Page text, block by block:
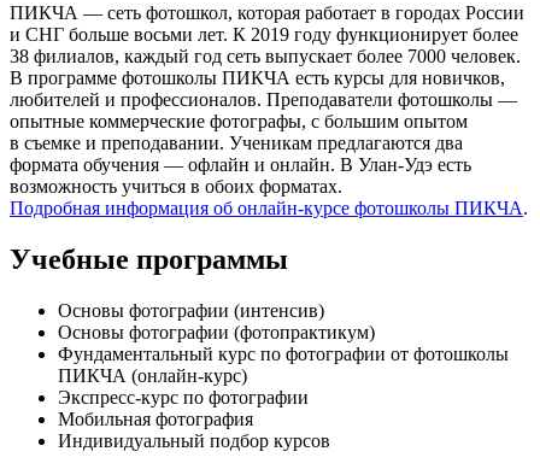
ПИКЧА — сеть фотошкол, которая работает в городах России
и СНГ больше восьми лет. К 2019 году функционирует более
38 филиалов, каждый год сеть выпускает более 7000 человек.
В программе фотошколы ПИКЧА есть курсы для новичков,
любителей и профессионалов. Преподаватели фотошколы —
опытные коммерческие фотографы, с большим опытом
в съемке и преподавании. Ученикам предлагаются два
формата обучения — офлайн и онлайн. В Улан-Удэ есть
возможность учиться в обоих форматах.
Подробная информация об онлайн-курсе фотошколы ПИКЧА.
Учебные программы
Основы фотографии (интенсив)
Основы фотографии (фотопрактикум)
Фундаментальный курс по фотографии от фотошколы
ПИКЧА (онлайн-курс)
Экспресс-курс по фотографии
Мобильная фотография
Индивидуальный подбор курсов